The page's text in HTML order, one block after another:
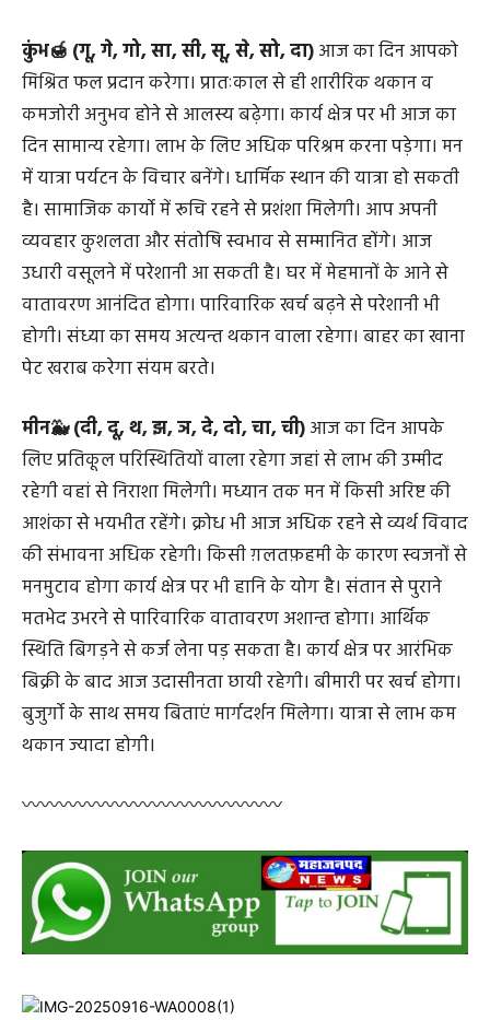
रहेगा रंग में भंग भी डाल सकती है। संताने जिद कर बजट से अधिक
खर्च करवाएंगी।
कुंभ🍯 (गू, गे, गो, सा, सी, सू, से, सो, दा)आज का दिन आपको
मिश्रित फल प्रदान करेगा। प्रातःकाल से ही शारीरिक थकान व
कमजोरी अनुभव होने से आलस्य बढ़ेगा। कार्य क्षेत्र पर भी आज का
दिन सामान्य रहेगा। लाभ के लिए अधिक परिश्रम करना पड़ेगा। मन
में यात्रा पर्यटन के विचार बनेंगे। धार्मिक स्थान की यात्रा हो सकती
है। सामाजिक कार्यो में रूचि रहने से प्रशंशा मिलेगी। आप अपनी
व्यवहार कुशलता और संतोषि स्वभाव से सम्मानित होंगे। आज
उधारी वसूलने में परेशानी आ सकती है। घर में मेहमानों के आने से
होगी। संध्या का समय अत्यन्त थकान वाला रहेगा। बाहर का खाना
पेट खराब करेगा संयम बरते।
मीन🐳 (दी, दू, थ, झ, ञ, दे, दो, चा, ची)आज का दिन आपके
लिए प्रतिकूल परिस्थितियों वाला रहेगा जहां से लाभ की उम्मीद
रहेगी वहां से निराशा मिलेगी। मध्यान तक मन में किसी अरिष्ट की
आशंका से भयभीत रहेंगे। क्रोध भी आज अधिक रहने से व्यर्थ विवाद
की संभावना अधिक रहेगी। किसी ग़लतफ़हमी के कारण स्वजनों से
मनमुटाव होगा कार्य क्षेत्र पर भी हानि के योग है। संतान से पुराने
मतभेद उभरने से पारिवारिक वातावरण अशान्त होगा। आर्थिक
स्थिति बिगड़ने से कर्ज लेना पड़ सकता है। कार्य क्षेत्र पर आरंभिक
बुजुर्गो के साथ समय बिताएं मार्गदर्शन मिलेगा। यात्रा से लाभ कम
〰️〰️〰️〰️〰️〰️〰️〰️〰️〰️〰️〰️〰️〰️